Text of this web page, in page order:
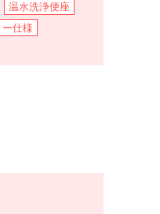
温水洗浄便座
仕様